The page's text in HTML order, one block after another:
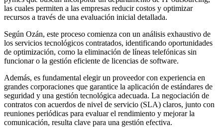
las cuales permiten a las empresas reducir costos y optimizar
recursos a través de una evaluación inicial detallada.
Según Ozán, este proceso comienza con un análisis exhaustivo de
los servicios tecnológicos contratados, identificando oportunidades
de optimización, como la eliminación de líneas telefónicas sin
funcionar o la gestión eficiente de licencias de software.
Además, es fundamental elegir un proveedor con experiencia en
grandes corporaciones que garantice la aplicación de estándares de
seguridad y una gestión tecnológica adecuada. La negociación de
contratos con acuerdos de nivel de servicio (SLA) claros, junto con
reuniones periódicas para evaluar el rendimiento y mejorar la
comunicación, resulta clave para una gestión efectiva.